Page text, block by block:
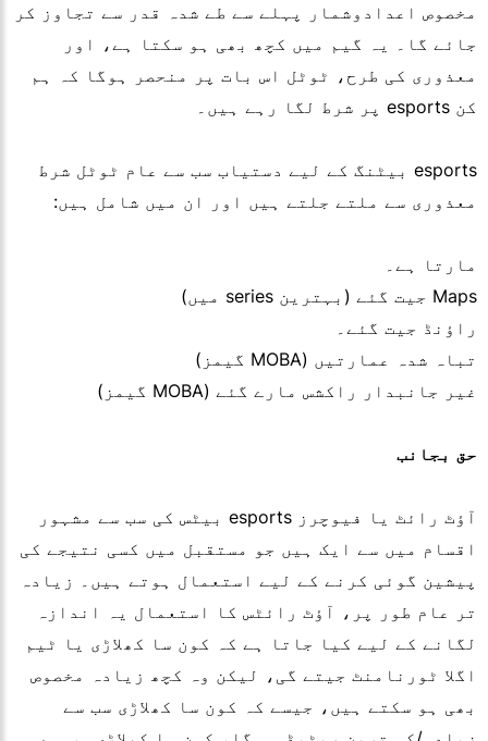
مخصوص اعدادوشمار پہلے سے طے شدہ قدر سے تجاوز کر
جائے گا۔ یہ گیم میں کچھ بھی ہو سکتا ہے، اور
معذوری کی طرح، ٹوٹل اس بات پر منحصر ہوگا کہ ہم
کن esports پر شرط لگا رہے ہیں۔
esports بیٹنگ کے لیے دستیاب سب سے عام ٹوٹل شرط
معذوری سے ملتے جلتے ہیں اور ان میں شامل ہیں:
مارتا ہے۔
Maps جیت گئے (بہترین series میں)
راؤنڈ جیت گئے۔
تباہ شدہ عمارتیں (MOBA گیمز)
غیر جانبدار راکشس مارے گئے (MOBA گیمز)
حق بجانب
آؤٹ رائٹ یا فیوچرز esports بیٹس کی سب سے مشہور
اقسام میں سے ایک ہیں جو مستقبل میں کسی نتیجے کی
پیشین گوئی کرنے کے لیے استعمال ہوتے ہیں۔ زیادہ
تر عام طور پر، آؤٹ رائٹس کا استعمال یہ اندازہ
لگانے کے لیے کیا جاتا ہے کہ کون سا کھلاڑی یا ٹیم
اگلا ٹورنامنٹ جیتے گی، لیکن وہ کچھ زیادہ مخصوص
بھی ہو سکتے ہیں، جیسے کہ کون سا کھلاڑی سب سے